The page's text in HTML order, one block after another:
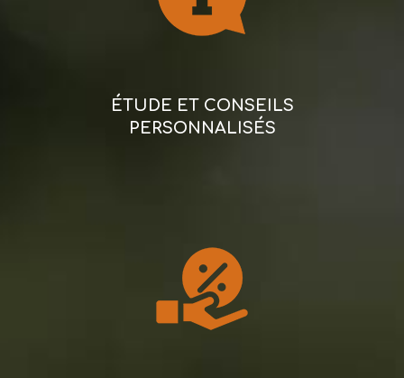
ÉTUDE ET CONSEILS
PERSONNALISÉS